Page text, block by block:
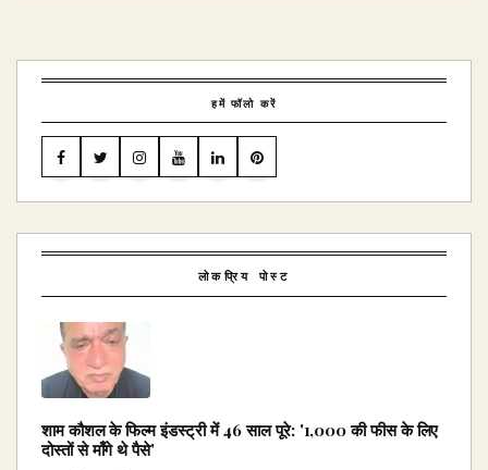
हमें फॉलो करें
लोकप्रिय पोस्ट
शाम कौशल के फिल्म इंडस्ट्री में 46 साल पूरे: '₹1,000 की फीस के लिए
दोस्तों से माँगे थे पैसे'